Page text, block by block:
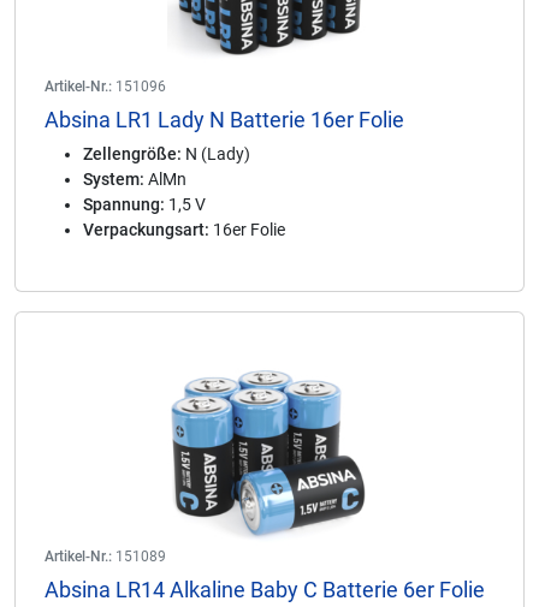
Artikel-Nr.: 151096
Absina LR1 Lady N Batterie 16er Folie
Zellengröße: N (Lady)
System: AlMn
Spannung: 1,5 V
Verpackungsart: 16er Folie
Artikel-Nr.: 151089
Absina LR14 Alkaline Baby C Batterie 6er Folie